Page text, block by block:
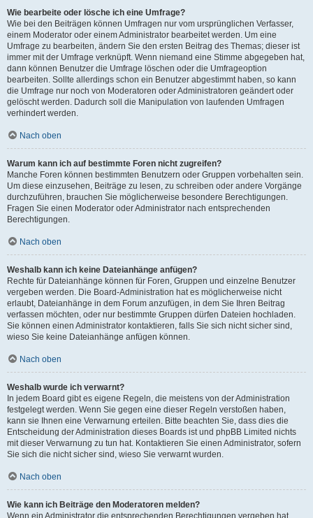
Wie bearbeite oder lösche ich eine Umfrage?
Wie bei den Beiträgen können Umfragen nur vom ursprünglichen Verfasser,
einem Moderator oder einem Administrator bearbeitet werden. Um eine
Umfrage zu bearbeiten, ändern Sie den ersten Beitrag des Themas; dieser ist
immer mit der Umfrage verknüpft. Wenn niemand eine Stimme abgegeben hat,
dann können Benutzer die Umfrage löschen oder die Umfrageoption
bearbeiten. Sollte allerdings schon ein Benutzer abgestimmt haben, so kann
die Umfrage nur noch von Moderatoren oder Administratoren geändert oder
gelöscht werden. Dadurch soll die Manipulation von laufenden Umfragen
verhindert werden.
Nach oben
Warum kann ich auf bestimmte Foren nicht zugreifen?
Manche Foren können bestimmten Benutzern oder Gruppen vorbehalten sein.
Um diese einzusehen, Beiträge zu lesen, zu schreiben oder andere Vorgänge
durchzuführen, brauchen Sie möglicherweise besondere Berechtigungen.
Fragen Sie einen Moderator oder Administrator nach entsprechenden
Berechtigungen.
Nach oben
Weshalb kann ich keine Dateianhänge anfügen?
Rechte für Dateianhänge können für Foren, Gruppen und einzelne Benutzer
vergeben werden. Die Board-Administration hat es möglicherweise nicht
erlaubt, Dateianhänge in dem Forum anzufügen, in dem Sie Ihren Beitrag
verfassen möchten, oder nur bestimmte Gruppen dürfen Dateien hochladen.
Sie können einen Administrator kontaktieren, falls Sie sich nicht sicher sind,
wieso Sie keine Dateianhänge anfügen können.
Nach oben
Weshalb wurde ich verwarnt?
In jedem Board gibt es eigene Regeln, die meistens von der Administration
festgelegt werden. Wenn Sie gegen eine dieser Regeln verstoßen haben,
kann sie Ihnen eine Verwarnung erteilen. Bitte beachten Sie, dass dies die
Entscheidung der Administration dieses Boards ist und phpBB Limited nichts
mit dieser Verwarnung zu tun hat. Kontaktieren Sie einen Administrator, sofern
Sie sich die nicht sicher sind, wieso Sie verwarnt wurden.
Nach oben
Wie kann ich Beiträge den Moderatoren melden?
Wenn ein Administrator die entsprechenden Berechtigungen vergeben hat,